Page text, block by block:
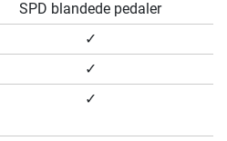
SPD blandede pedaler
✓
✓
✓